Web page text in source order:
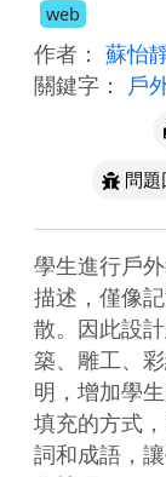
web
作者： 蘇怡
關鍵字：
戶
問題
學生進行戶
描述，僅像
散。因此設
築、雕工、
明，增加學
填充的方式
詞和成語，